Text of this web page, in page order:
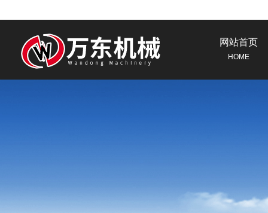
网站首页
HOME